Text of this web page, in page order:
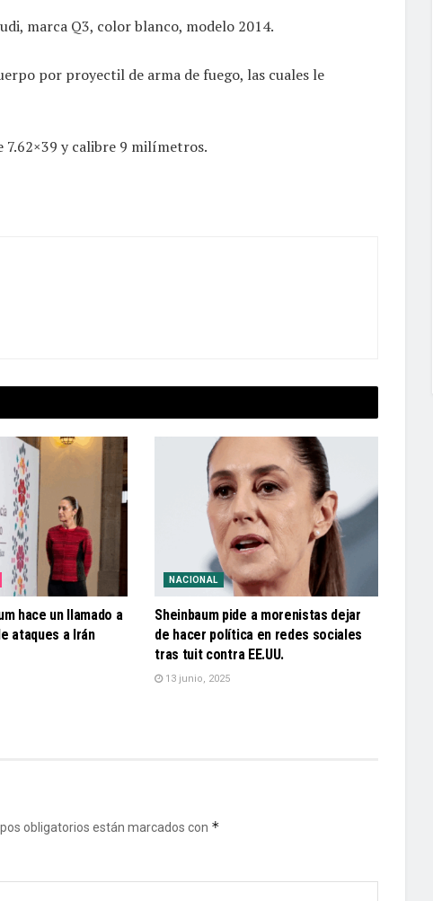
marca Q3, color blanco, modelo 2014.
por proyectil de arma de fuego, las cuales le
7.62×39 y calibre 9 milímetros.
hace un llamado a
ataques a Irán
NACIONAL
Sheinbaum pide a morenistas dejar
de hacer política en redes sociales
tras tuit contra EE.UU.
13 junio, 2025
obligatorios están marcados con *